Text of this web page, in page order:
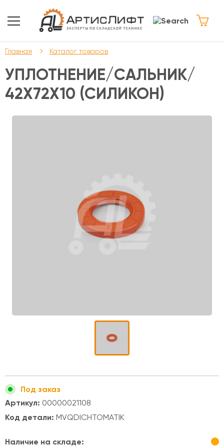
Главная Каталог товаров
УПЛОТНЕНИЕ/САЛЬНИК/
42Х72Х10 (СИЛИКОН)
Под заказ
Артикул: 00000021108
Код детали: MVQDICHTOMATIK
Наличие на складе: